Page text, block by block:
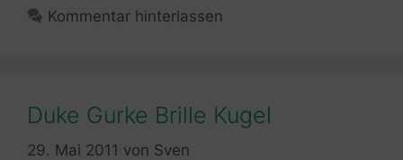
Kommentar hinterlassen
Duke Gurke Brille Kugel
29. Mai 2011 von Sven